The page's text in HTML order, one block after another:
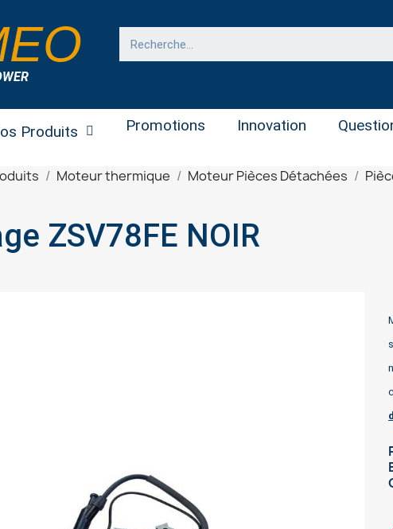
Produits Promotions Innovation
Moteur thermique Moteur Pièces Détachées
ZSV78FE NOIR